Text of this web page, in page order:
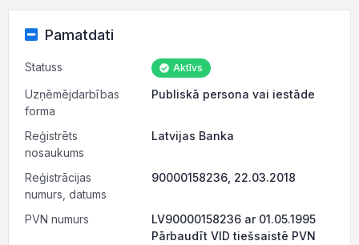
Pamatdati
Statuss Aktīvs
Uzņēmējdarbības
forma
Publiskā persona vai iestāde
Reģistrēts
nosaukums
Latvijas Banka
Reģistrācijas
numurs, datums
90000158236, 22.03.2018
PVN numurs
LV90000158236 ar 01.05.1995
Pārbaudīt VID tiešsaistē PVN